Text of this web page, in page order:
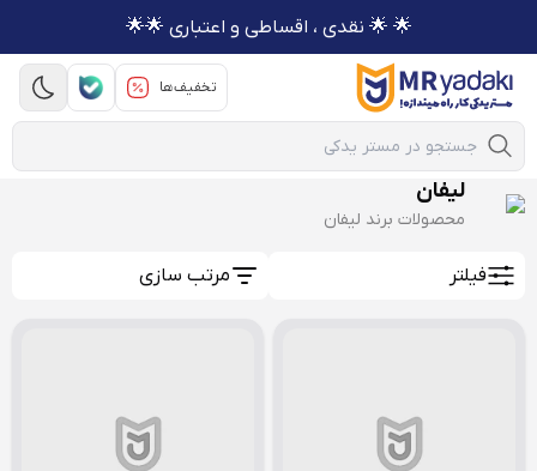
🌟 🌟 نقدی ، اقساطی و اعتباری 🌟🌟
تخفیف‌ها
Mobile Search
لیفان
محصولات برند لیفان
فیلتر مرتب سازی